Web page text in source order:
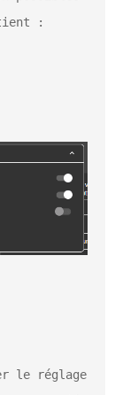
:
le réglage